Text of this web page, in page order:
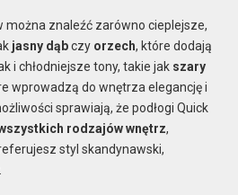
można znaleźć zarówno cieplejsze,
jasny dąbczy orzech, które dodają
i chłodniejsze tony, takie jak szary
wprowadzą do wnętrza elegancję i
sprawiają, że podłogi Quick
rodzajów wnętrz,
styl skandynawski,